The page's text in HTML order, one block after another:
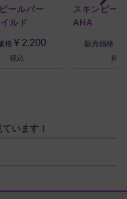
ールバー
ルド
格 ¥ 2,200
税込
スキンピー
AHA
販売価格 ¥
税込
います！